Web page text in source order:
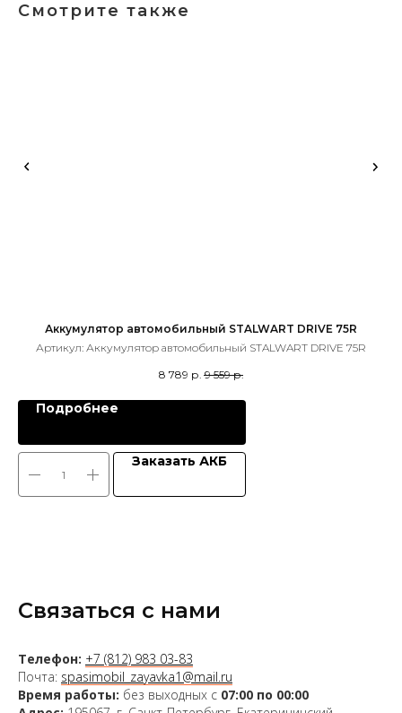
Смотрите также
Аккумулятор автомобильный STALWART DRIVE 75R
Артикул: Аккумулятор автомобильный STALWART DRIVE 75R
8 789 р. 9 559 р.
Подробнее
Заказать АКБ
Связаться с нами
Телефон: +7 (812) 983 03-83
Почта: spasimobil_zayavka1@mail.ru
Время работы: без выходных с 07:00 по 00:00